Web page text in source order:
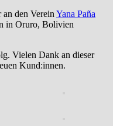
an den VereinYana Paña
in Oruro, Bolivien
Vielen Dank an dieser
Kund:innen.